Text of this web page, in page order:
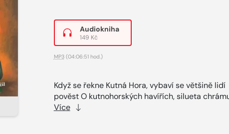
Audiokniha
149 Kč
MP3(04:06:51 hod.)
Když se řekne Kutná Hora, vybaví se většině lidí
pověst O kutnohorských havířích, silueta
Více